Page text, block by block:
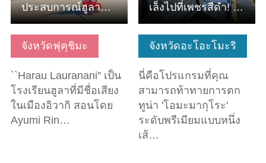
จังหวัดฟุคุชิมะ
``Harau Lauranani'' เป็น
โรงเรียนฮูลาที่มีชื่อเสียง
ในเมืองอิวากิ สอนโดย
Ayumi Rin…
ประสบการณ์ฮูลาชายหาด สอนโดยอดีตครูสาวฮูลา
จังหวัดอะโอะโมะริ
นี่คือโปรแกรมที่คุณ
สามารถท้าทายการตก
ทูน่า 'โอมะมากุโระ'
ระดับพรีเมียมแบบหนึ่ง
เส้…
เล็งไปที่เพชรสีดำ! ประสบการณ์ตกทูน่าแบบหนึ่งเส้นที่โอมะ